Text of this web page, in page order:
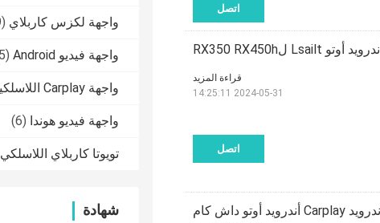
واجهة لكزس كاربلاي (79)
واجهة فيديو Android (5)
واجهة Carplay اللاسلكية
واجهة فيديو هوندا (6)
تويوتا كاربلاي اللاسلكي
شهادة
اتصل
اتصل
قراءة المزيد
2024-05-31 14:25:11
ES300h ES250 ES350 ليكسوس ترقية شاشة أندرويد Carplay أندرويد أوتو داش كام